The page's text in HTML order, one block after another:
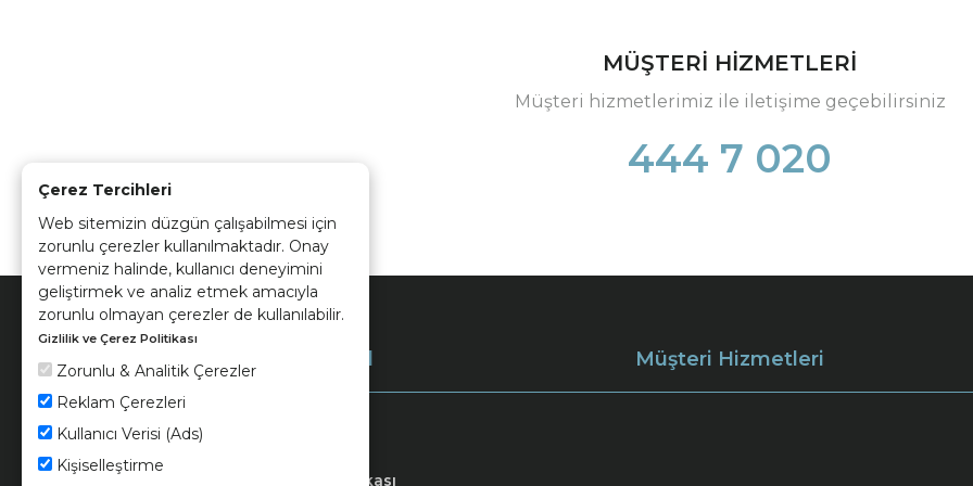
Çerez Tercihleri
Web sitemizin düzgün çalışabilmesi için
zorunlu çerezler kullanılmaktadır. Onay
vermeniz halinde, kullanıcı deneyimini
geliştirmek ve analiz etmek amacıyla
zorunlu olmayan çerezler de kullanılabilir.
Gizlilik ve Çerez Politikası
Zorunlu & Analitik Çerezler
Reklam Çerezleri
Kullanıcı Verisi (Ads)
Kişiselleştirme
MÜŞTERİ HİZMETLERİ
Müşteri hizmetlerimiz ile iletişime geçebilirsiniz
444 7 020
Müşteri Hizmetleri
Kvkk ve Çerez Politikası